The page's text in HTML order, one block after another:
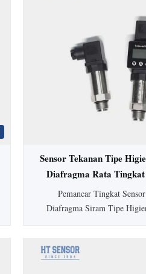
Sensor Tekanan Tipe
Diafragma Rata
Tekanan
Pemancar Tingkat
Diafragma Siram Tipe
Dengan akurasi ±0,5%,